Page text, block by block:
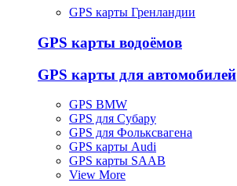
GPS карты Гренландии
GPS карты водоёмов
GPS карты для автомобилей
GPS BMW
GPS для Субару
GPS для Фольксвагена
GPS карты Audi
GPS карты SAAB
View More